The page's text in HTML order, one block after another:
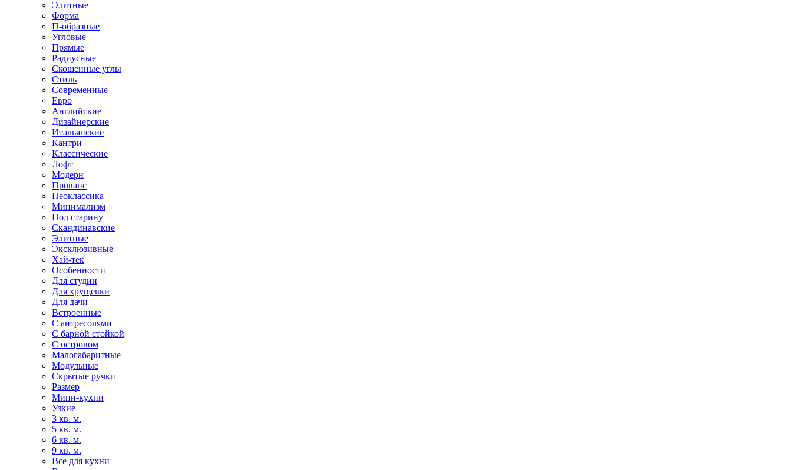
Элитные
Форма
П-образные
Угловые
Прямые
Радиусные
Скошенные углы
Стиль
Современные
Евро
Английские
Дизайнерские
Итальянские
Кантри
Классические
Лофт
Модерн
Прованс
Неоклассика
Минимализм
Под старину
Скандинавские
Элитные
Эксклюзивные
Хай-тек
Особенности
Для студии
Для хрущевки
Для дачи
Встроенные
С антресолями
С барной стойкой
С островом
Малогабаритные
Модульные
Скрытые ручки
Размер
Мини-кухни
Узкие
3 кв. м.
5 кв. м.
6 кв. м.
9 кв. м.
Все для кухни